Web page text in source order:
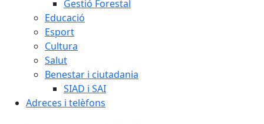
Gestió Forestal
Educació
Esport
Cultura
Salut
Benestar i ciutadania
SIAD i SAI
Adreces i telèfons